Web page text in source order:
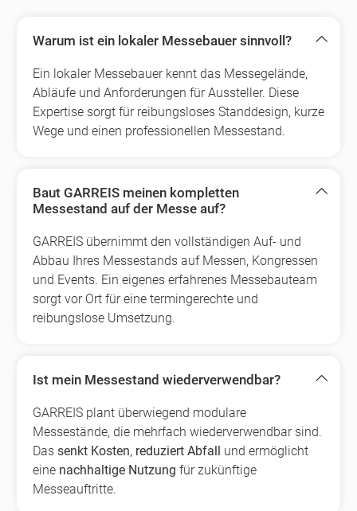
Warum ist ein lokaler Messebauer sinnvoll?
Ein lokaler Messebauer kennt das Messegelände,
Abläufe und Anforderungen für Aussteller. Diese
Expertise sorgt für reibungsloses Standdesign, kurze
Wege und einen professionellen Messestand.
Baut GARREIS meinen kompletten
Messestand auf der Messe auf?
GARREIS übernimmt den vollständigen Auf- und
Abbau Ihres Messestands auf Messen, Kongressen
und Events. Ein eigenes erfahrenes Messebauteam
sorgt vor Ort für eine termingerechte und
reibungslose Umsetzung.
Ist mein Messestand wiederverwendbar?
GARREIS plant überwiegend modulare
Messestände, die mehrfach wiederverwendbar sind.
Das senkt Kosten, reduziert Abfall und ermöglicht
eine nachhaltige Nutzung für zukünftige
Messeauftritte.